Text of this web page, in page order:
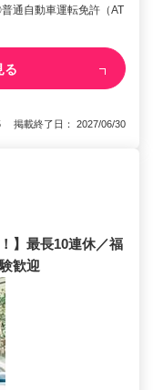
通自動車運転免許（AT
る
掲載終了日： 2027/06/30
】最長10連休／福
歓迎